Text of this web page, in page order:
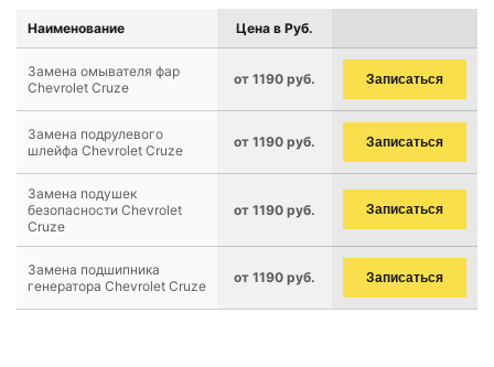
Наименование Цена в Руб.
Замена омывателя фар
Chevrolet Cruze
от 1190 руб. Записаться
Замена подрулевого
шлейфа Chevrolet Cruze
от 1190 руб. Записаться
Замена подушек
безопасности Chevrolet
Cruze
от 1190 руб. Записаться
Замена подшипника
генератора Chevrolet Cruze
от 1190 руб. Записаться